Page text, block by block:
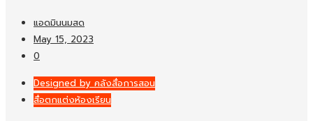
แอดมินนมสด
May 15, 2023
0
Designed by คลังสื่อการสอน
สื่อตกแต่งห้องเรียน